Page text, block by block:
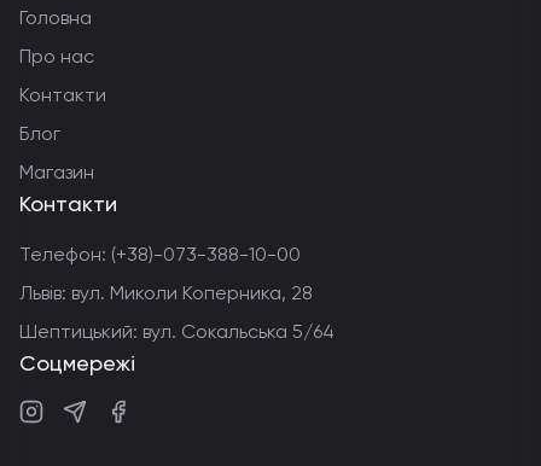
Головна
Про нас
Контакти
Блог
Магазин
Контакти
Телефон: (+38)-073-388-10-00
Львів: вул. Миколи Коперника, 28
Шептицький: вул. Сокальська 5/64
Соцмережі